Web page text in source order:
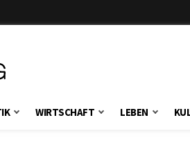
WIRTSCHAFT LEBEN